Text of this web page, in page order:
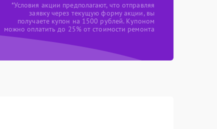
*Условия акции предполагают, что отправляя
заявку через текущую форму акции, вы
получаете купон на 1500 рублей. Купоном
можно оплатить до 25% от стоимости ремонта